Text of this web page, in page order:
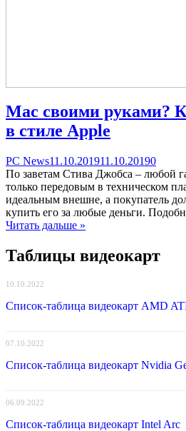
Mac своими руками?
в стиле Apple
Categories
PC NewsPosted
on
11.10.201911.10.20190
on
Mac
в
По заветам Стива Джобса – любой
только передовым в техническом
идеальным внешне, а покупатель
купить его за любые деньги.
Читать дальше »
Таблицы видеокарт
10.10.2022
Список-таблица видеокарт AMD
07.10.2022
Список-таблица видеокарт Nvidia
06.09.2022
Список-таблица видеокарт Intel Arc